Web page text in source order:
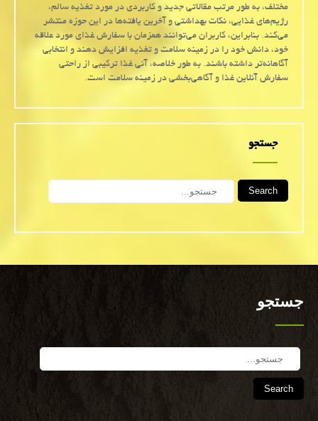
مختلف، به طور مرتب مقالاتی جدید و کاربردی در مورد تغذیه سالم،
رژیم‌های غذایی، نکات بهداشتی و آخرین یافته‌ها در این حوزه منتشر
می‌کند. بنابراین، کاربران می‌توانند همزمان با سفارش غذای مورد علاقه
خود، دانش خود را در زمینه سلامت و تغذیه افزایش دهند و انتخابی
آگاهانه‌تر داشته باشند. به طور خلاصه، آنی غذا ترکیبی از راحتی
سفارش آنلاین غذا و آگاهی‌بخشی در زمینه سلامت است.
جستجو
Search
جستجو